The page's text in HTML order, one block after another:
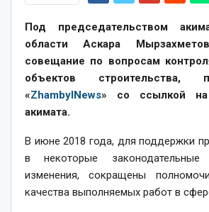
Под председательством
области Аскара
совещание по вопросам
объектов строительства,
«ZhambylNews» со ссылкой на
акимата.
В июне 2018 года, для поддержки
в некоторые
изменения, сокращены
качества выполняемых работ в